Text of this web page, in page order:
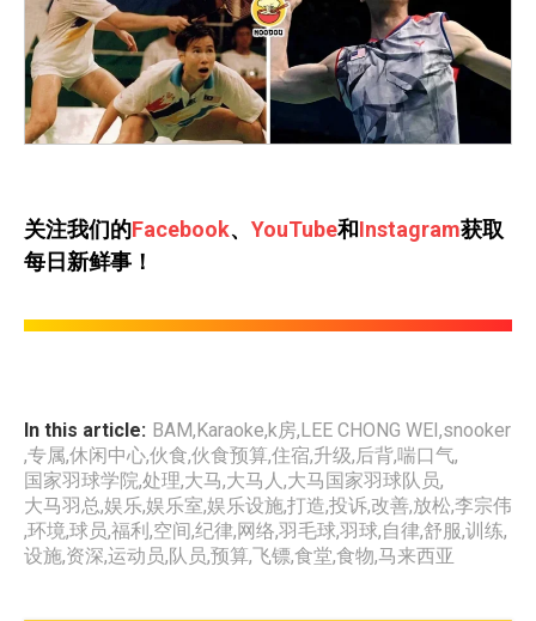
关注我们的Facebook、 YouTube和Instagram获取
每日新鲜事！
In this article: BAM, Karaoke,k房, LEE CHONG WEI ,snooker
,专属,休闲中心,伙食,伙食预算,住宿,升级,后背,喘口气,
国家羽球学院,处理,大马,大马人,大马国家羽球队员,
大马羽总,娱乐,娱乐室,娱乐设施,打造,投诉,改善,放松,李宗伟
,环境,球员,福利 ,空间,纪律,网络,羽毛球,羽球,自律,舒服,训练,
设施,资深,运动员,队员,预算,飞镖,食堂,食物,马来西亚